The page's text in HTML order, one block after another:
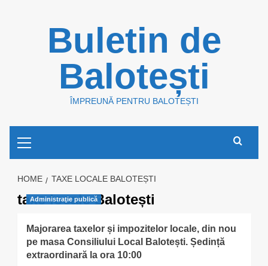
Buletin de
Balotești
ÎMPREUNĂ PENTRU BALOTEȘTI
Menu
HOME TAXE LOCALE BALOTEȘTI
taxe locale Balotești
Administraţie publică
Majorarea taxelor și impozitelor locale, din nou
pe masa Consiliului Local Balotești. Ședință
extraordinară la ora 10:00